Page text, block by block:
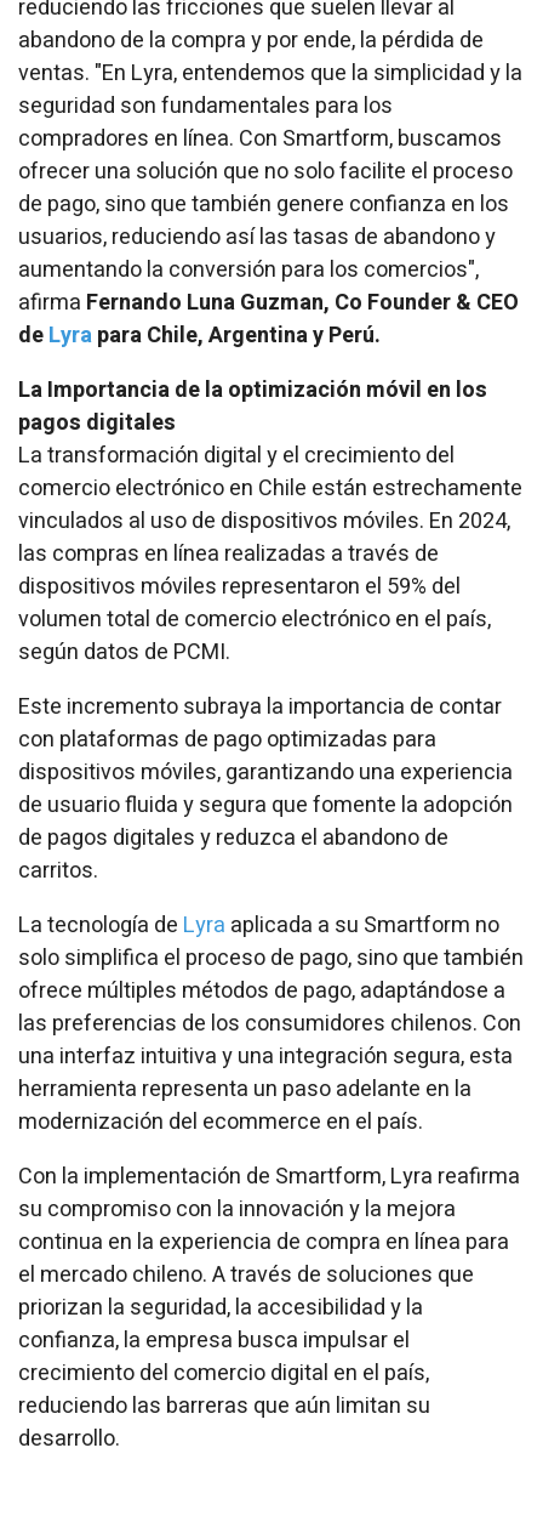
reduciendo las fricciones que suelen llevar al
abandono de la compra y por ende, la pérdida de
ventas. "En Lyra, entendemos que la simplicidad y la
seguridad son fundamentales para los
compradores en línea. Con Smartform, buscamos
ofrecer una solución que no solo facilite el proceso
de pago, sino que también genere confianza en los
usuarios, reduciendo así las tasas de abandono y
aumentando la conversión para los comercios",
afirma Fernando Luna Guzman, Co Founder & CEO
deLyrapara Chile, Argentina y Perú.
La Importancia de la optimización móvil en los
pagos digitales
La transformación digital y el crecimiento del
comercio electrónico en Chile están estrechamente
vinculados al uso de dispositivos móviles. En 2024,
las compras en línea realizadas a través de
dispositivos móviles representaron el 59% del
volumen total de comercio electrónico en el país,
según datos de PCMI.
Este incremento subraya la importancia de contar
con plataformas de pago optimizadas para
dispositivos móviles, garantizando una experiencia
de usuario fluida y segura que fomente la adopción
de pagos digitales y reduzca el abandono de
carritos.
La tecnología de Lyra aplicada a su Smartform no
solo simplifica el proceso de pago, sino que también
ofrece múltiples métodos de pago, adaptándose a
las preferencias de los consumidores chilenos. Con
una interfaz intuitiva y una integración segura, esta
herramienta representa un paso adelante en la
modernización del ecommerce en el país.
Con la implementación de Smartform, Lyra reafirma
su compromiso con la innovación y la mejora
continua en la experiencia de compra en línea para
el mercado chileno. A través de soluciones que
priorizan la seguridad, la accesibilidad y la
confianza, la empresa busca impulsar el
crecimiento del comercio digital en el país,
reduciendo las barreras que aún limitan su
desarrollo.